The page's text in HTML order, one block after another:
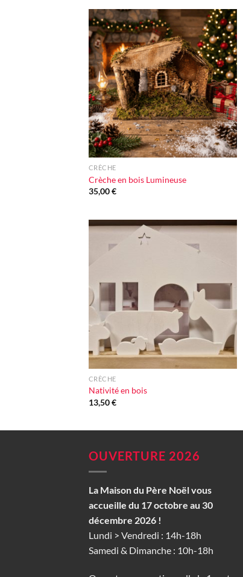
Ajouter
à la liste
d'envie
+
CRÈCHE
Crèche en bois Lumineuse
35,00€
+
CRÈCHE
Nativité en bois
13,50€
OUVERTURE 2026
La Maison du Père Noël vous
accueille du 17 octobre au 30
décembre 2026 !
Lundi > Vendredi : 14h-18h
Samedi & Dimanche : 10h-18h